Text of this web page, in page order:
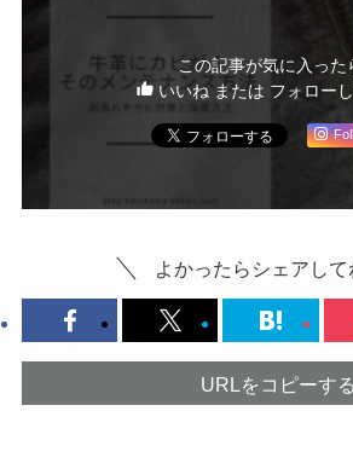
この記事が気に入った
いいね または フォロー
よかったらシェアして
URLをコピーする